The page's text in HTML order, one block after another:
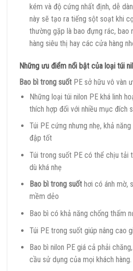
kém và độ cứng nhất định, dễ
này sẽ tạo ra tiếng sột soạt khi
thường gặp là bao đựng rác, bao
hàng siêu thị hay các cửa hàng
Những ưu điểm nổi bật của loại túi
Bao bì trong suốt PE sở hữu vô vàn
Những loại túi nilon PE khá linh
thích hợp đối với nhiều mục đích
Túi PE cứng nhưng nhẹ, khả
đập tốt
Túi trong suốt PE có thể chịu tải
dù khá nhẹ
Bao bì trong suốthơi có ánh mờ,
mềm dẻo
Bao bì có khả năng chống thấm
Túi PE trong suốt giúp nâng cao
Bao bì nilon PE giá cả phải
cầu sử dụng của mọi khách hàng.